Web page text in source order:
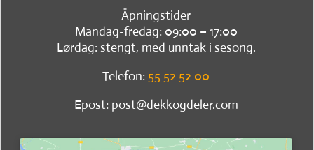
Åpningstider
Mandag-fredag: 09:00 – 17:00
Lørdag: stengt, med unntak i sesong.
Telefon: 55 52 52 00
Epost: post@dekkogdeler.com